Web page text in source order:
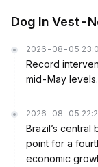
Dog In Vest-
2026-08-05
Record
mid-May levels.
2026-08-05
Brazil’s
point for a
economic